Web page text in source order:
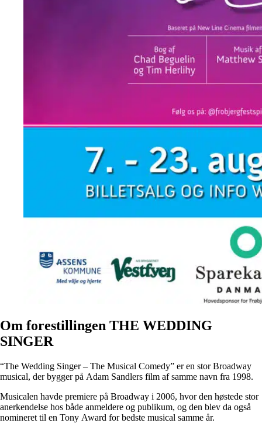
Om forestillingen THE WEDDING
SINGER
“The Wedding Singer – The Musical Comedy” er en stor Broadway
musical, der bygger på Adam Sandlers film af samme navn fra 1998.
Musicalen havde premiere på Broadway i 2006, hvor den høstede stor
anerkendelse hos både anmeldere og publikum, og den blev da også
nomineret til en Tony Award for bedste musical samme år.